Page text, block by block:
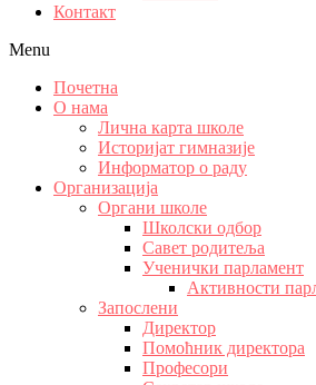
Контакт
Menu
Почетна
О нама
Лична карта школе
Историјат гимназије
Информатор о раду
Организација
Органи школе
Школски одбор
Савет родитеља
Ученички парламент
Активности
Запослени
Директор
Помоћник директора
Професори